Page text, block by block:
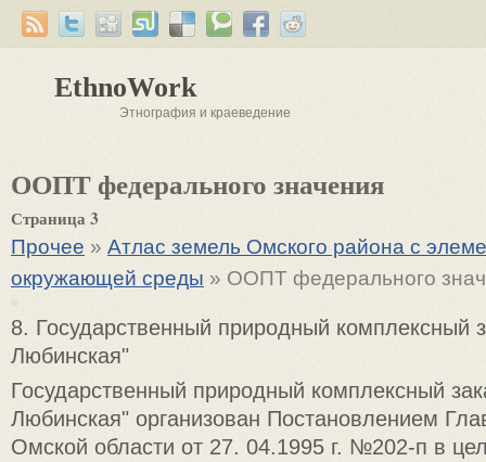
EthnoWork
Этнография и краеведение
ООПТ федерального значения
Страница 3
Прочее » Атлас земель Омского района с
окружающей среды » ООПТ федерального
8. Государственный природный комплексный
Любинская"
Государственный природный комплексный
Любинская" организован Постановлением
Омской области от 27. 04.1995 г. №202-п в